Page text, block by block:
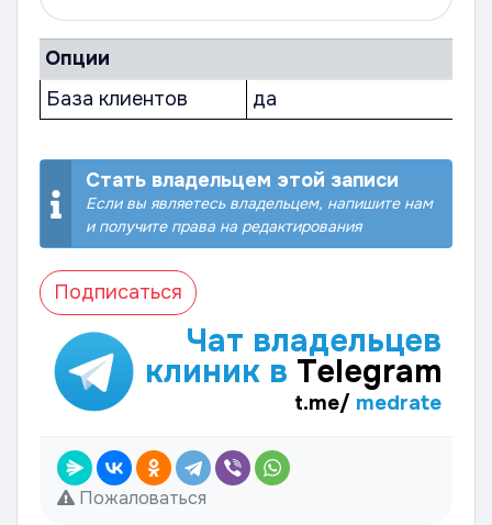
Опции
База клиентов
да
Стать владельцем этой записи
Если вы являетесь владельцем, напишите нам
и получите права на редактирования
Подписаться
Чат владельцев
клиник в Telegram
t.me/ medrate
Пожаловаться